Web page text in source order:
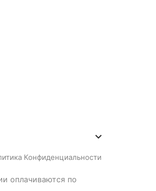
Конфиденциальности
оплачиваются по